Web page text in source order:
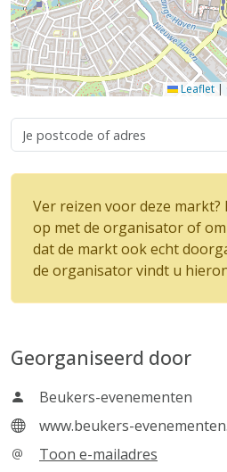
Leaflet |
Ver reizen voor deze
op met de organisator of
dat de markt ook echt
de organisator vindt u
Georganiseerd door
Beukers-evenementen
www.beukers-
Toon e-mailadres